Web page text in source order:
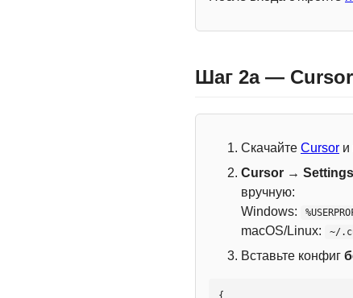
Шаг 2a —
Скачайте Cursor и
Cursor → Settings
вручную:
Windows:
macOS/Linux: ~/
Вставьте конфиг